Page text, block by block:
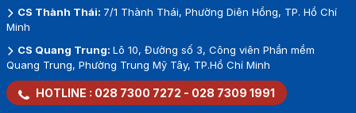
CS Thành Thái: 7/1 Thành Thái, Phường Diên Hồng, TP. Hồ Chí
Minh
CS Quang Trung: Lô 10, Đường số 3, Công viên Phần mềm
Quang Trung, Phường Trung Mỹ Tây, TP.Hồ Chí Minh
HOTLINE : 028 7300 7272 - 028 7309 1991